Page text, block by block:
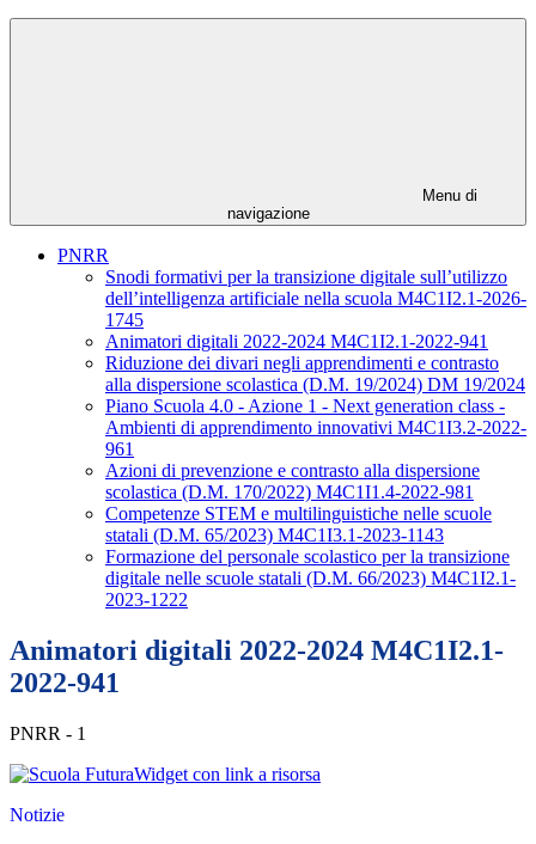
Menu di
navigazione
PNRR
Snodi formativi per la transizione digitale sull’utilizzo
dell’intelligenza artificiale nella scuola M4C1I2.1-2026-
1745
Animatori digitali 2022-2024 M4C1I2.1-2022-941
Riduzione dei divari negli apprendimenti e contrasto
alla dispersione scolastica (D.M. 19/2024) DM 19/2024
Piano Scuola 4.0 - Azione 1 - Next generation class -
Ambienti di apprendimento innovativi M4C1I3.2-2022-
961
Azioni di prevenzione e contrasto alla dispersione
scolastica (D.M. 170/2022) M4C1I1.4-2022-981
Competenze STEM e multilinguistiche nelle scuole
statali (D.M. 65/2023) M4C1I3.1-2023-1143
Formazione del personale scolastico per la transizione
digitale nelle scuole statali (D.M. 66/2023) M4C1I2.1-
2023-1222
Animatori digitali 2022-2024 M4C1I2.1-
2022-941
PNRR - 1
Widget con link a risorsa
Notizie